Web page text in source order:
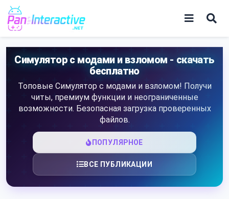
Skip
content
Игры
Симулятор с модами и взломом - скачать
бесплатно
Топовые Симулятор с модами и взломом! Получи
читы, премиум функции и неограниченные
возможности. Безопасная загрузка проверенных
файлов.
ПОПУЛЯРНОЕ
ВСЕ ПУБЛИКАЦИИ